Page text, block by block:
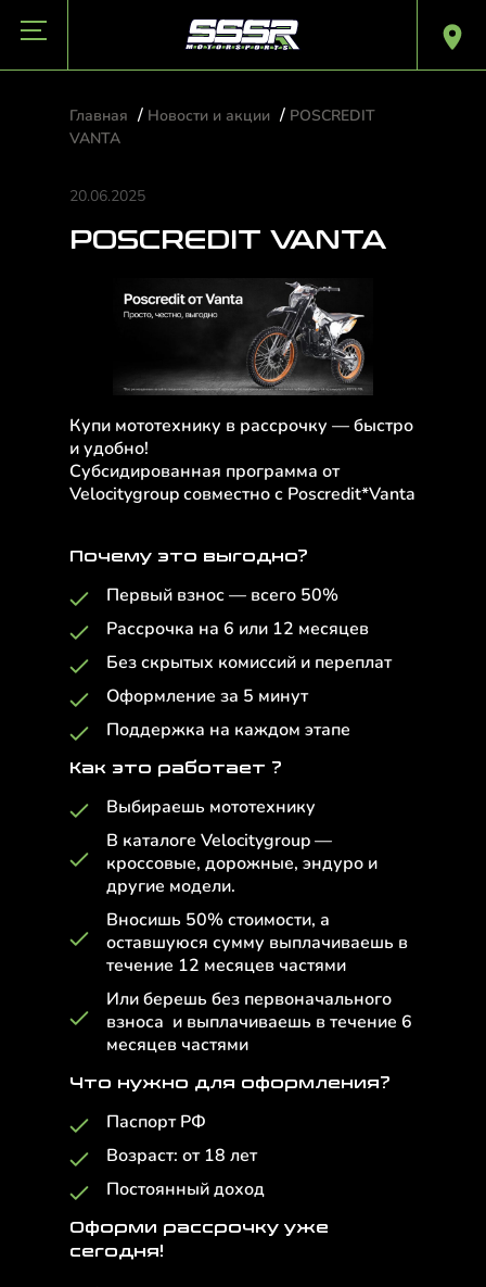
Главная / Новости и акции / POSCREDIT
VANTA
20.06.2025
POSCREDIT VANTA
Купи мототехнику в рассрочку — быстро
и удобно!
Субсидированная программа от
Velocitygroup совместно с Poscredit*Vanta
Почему это выгодно?
Первый взнос — всего 50%
Рассрочка на 6 или 12 месяцев
Без скрытых комиссий и переплат
Оформление за 5 минут
Поддержка на каждом этапе
Как это работает ?
Выбираешь мототехнику
В каталоге Velocitygroup —
кроссовые, дорожные, эндуро и
другие модели.
Вносишь 50% стоимости, а
оставшуюся сумму выплачиваешь в
течение 12 месяцев частями
Или берешь без первоначального
взноса и выплачиваешь в течение 6
месяцев частями
Что нужно для оформления?
Паспорт РФ
Возраст: от 18 лет
Постоянный доход
Оформи рассрочку уже
сегодня!